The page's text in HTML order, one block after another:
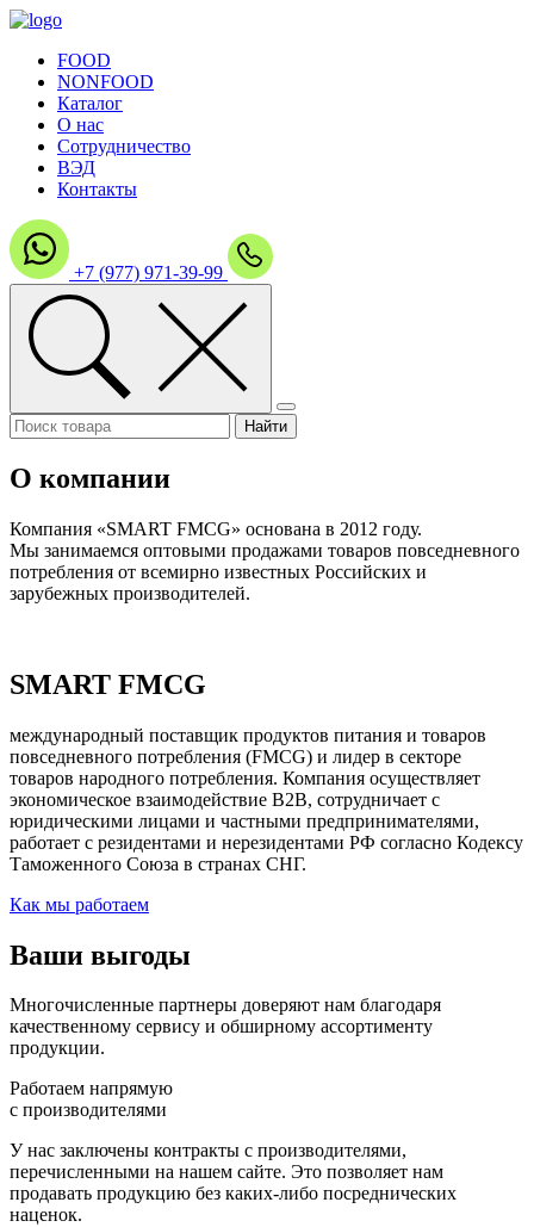
FOOD
NONFOOD
Каталог
О нас
Сотрудничество
ВЭД
Контакты
+7 (977) 971-39-99
О компании
Компания «SMART FMCG» основана в 2012 году.
Мы занимаемся оптовыми продажами товаров повседневного
потребления от всемирно известных Российских и
зарубежных производителей.
SMART FMCG
международный поставщик продуктов питания и товаров
повседневного потребления (FMCG) и лидер в секторе
товаров народного потребления. Компания осуществляет
экономическое взаимодействие B2B, сотрудничает с
юридическими лицами и частными предпринимателями,
работает с резидентами и нерезидентами РФ согласно Кодексу
Таможенного Союза в странах СНГ.
Как мы работаем
Ваши выгоды
Многочисленные партнеры доверяют нам благодаря
качественному сервису и обширному ассортименту
продукции.
Работаем напрямую
с производителями
У нас заключены контракты с производителями,
перечисленными на нашем сайте. Это позволяет нам
продавать продукцию без каких-либо посреднических
наценок.